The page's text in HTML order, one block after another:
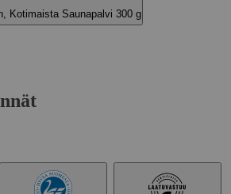
Kotimaista Saunapalvi 300 g